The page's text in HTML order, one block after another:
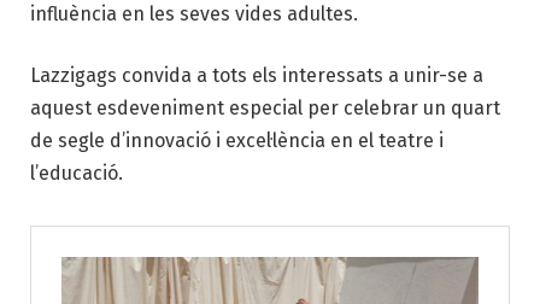
influència en les seves vides adultes.
Lazzigags convida a tots els interessats a unir-se a
aquest esdeveniment especial per celebrar un quart
de segle d’innovació i excel·lència en el teatre i
l’educació.